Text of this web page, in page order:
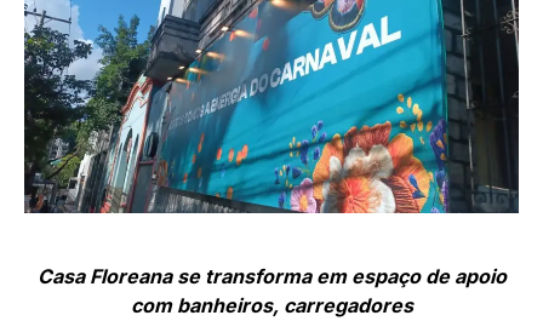
Casa Floreana se transforma em espaço de apoio
com banheiros, carregadores